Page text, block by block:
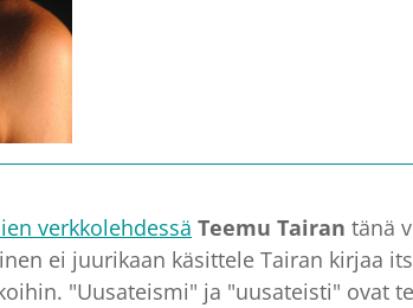
verkkolehdessä Teemu Tairan tänä
ei juurikaan käsittele Tairan kirjaa
"Uusateismi" ja "uusateisti" ovat